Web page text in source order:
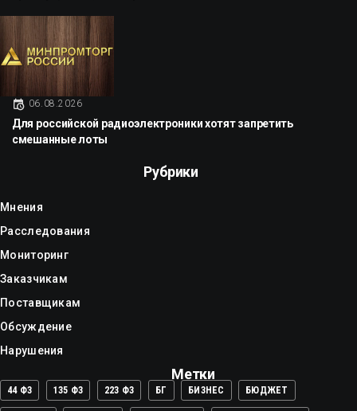
06.08.2026
Для российской радиоэлектроники хотят запретить
смешанные лоты
Рубрики
Мнения
Расследования
Мониторинг
Заказчикам
Поставщикам
Обсуждение
Нарушения
Метки
44 ФЗ 135 ФЗ 223 ФЗ БГ БИЗНЕС БЮДЖЕТ